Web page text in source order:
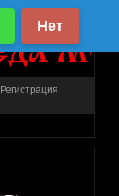
Регистрация